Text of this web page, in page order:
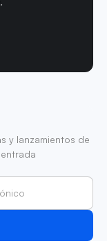
y lanzamientos de